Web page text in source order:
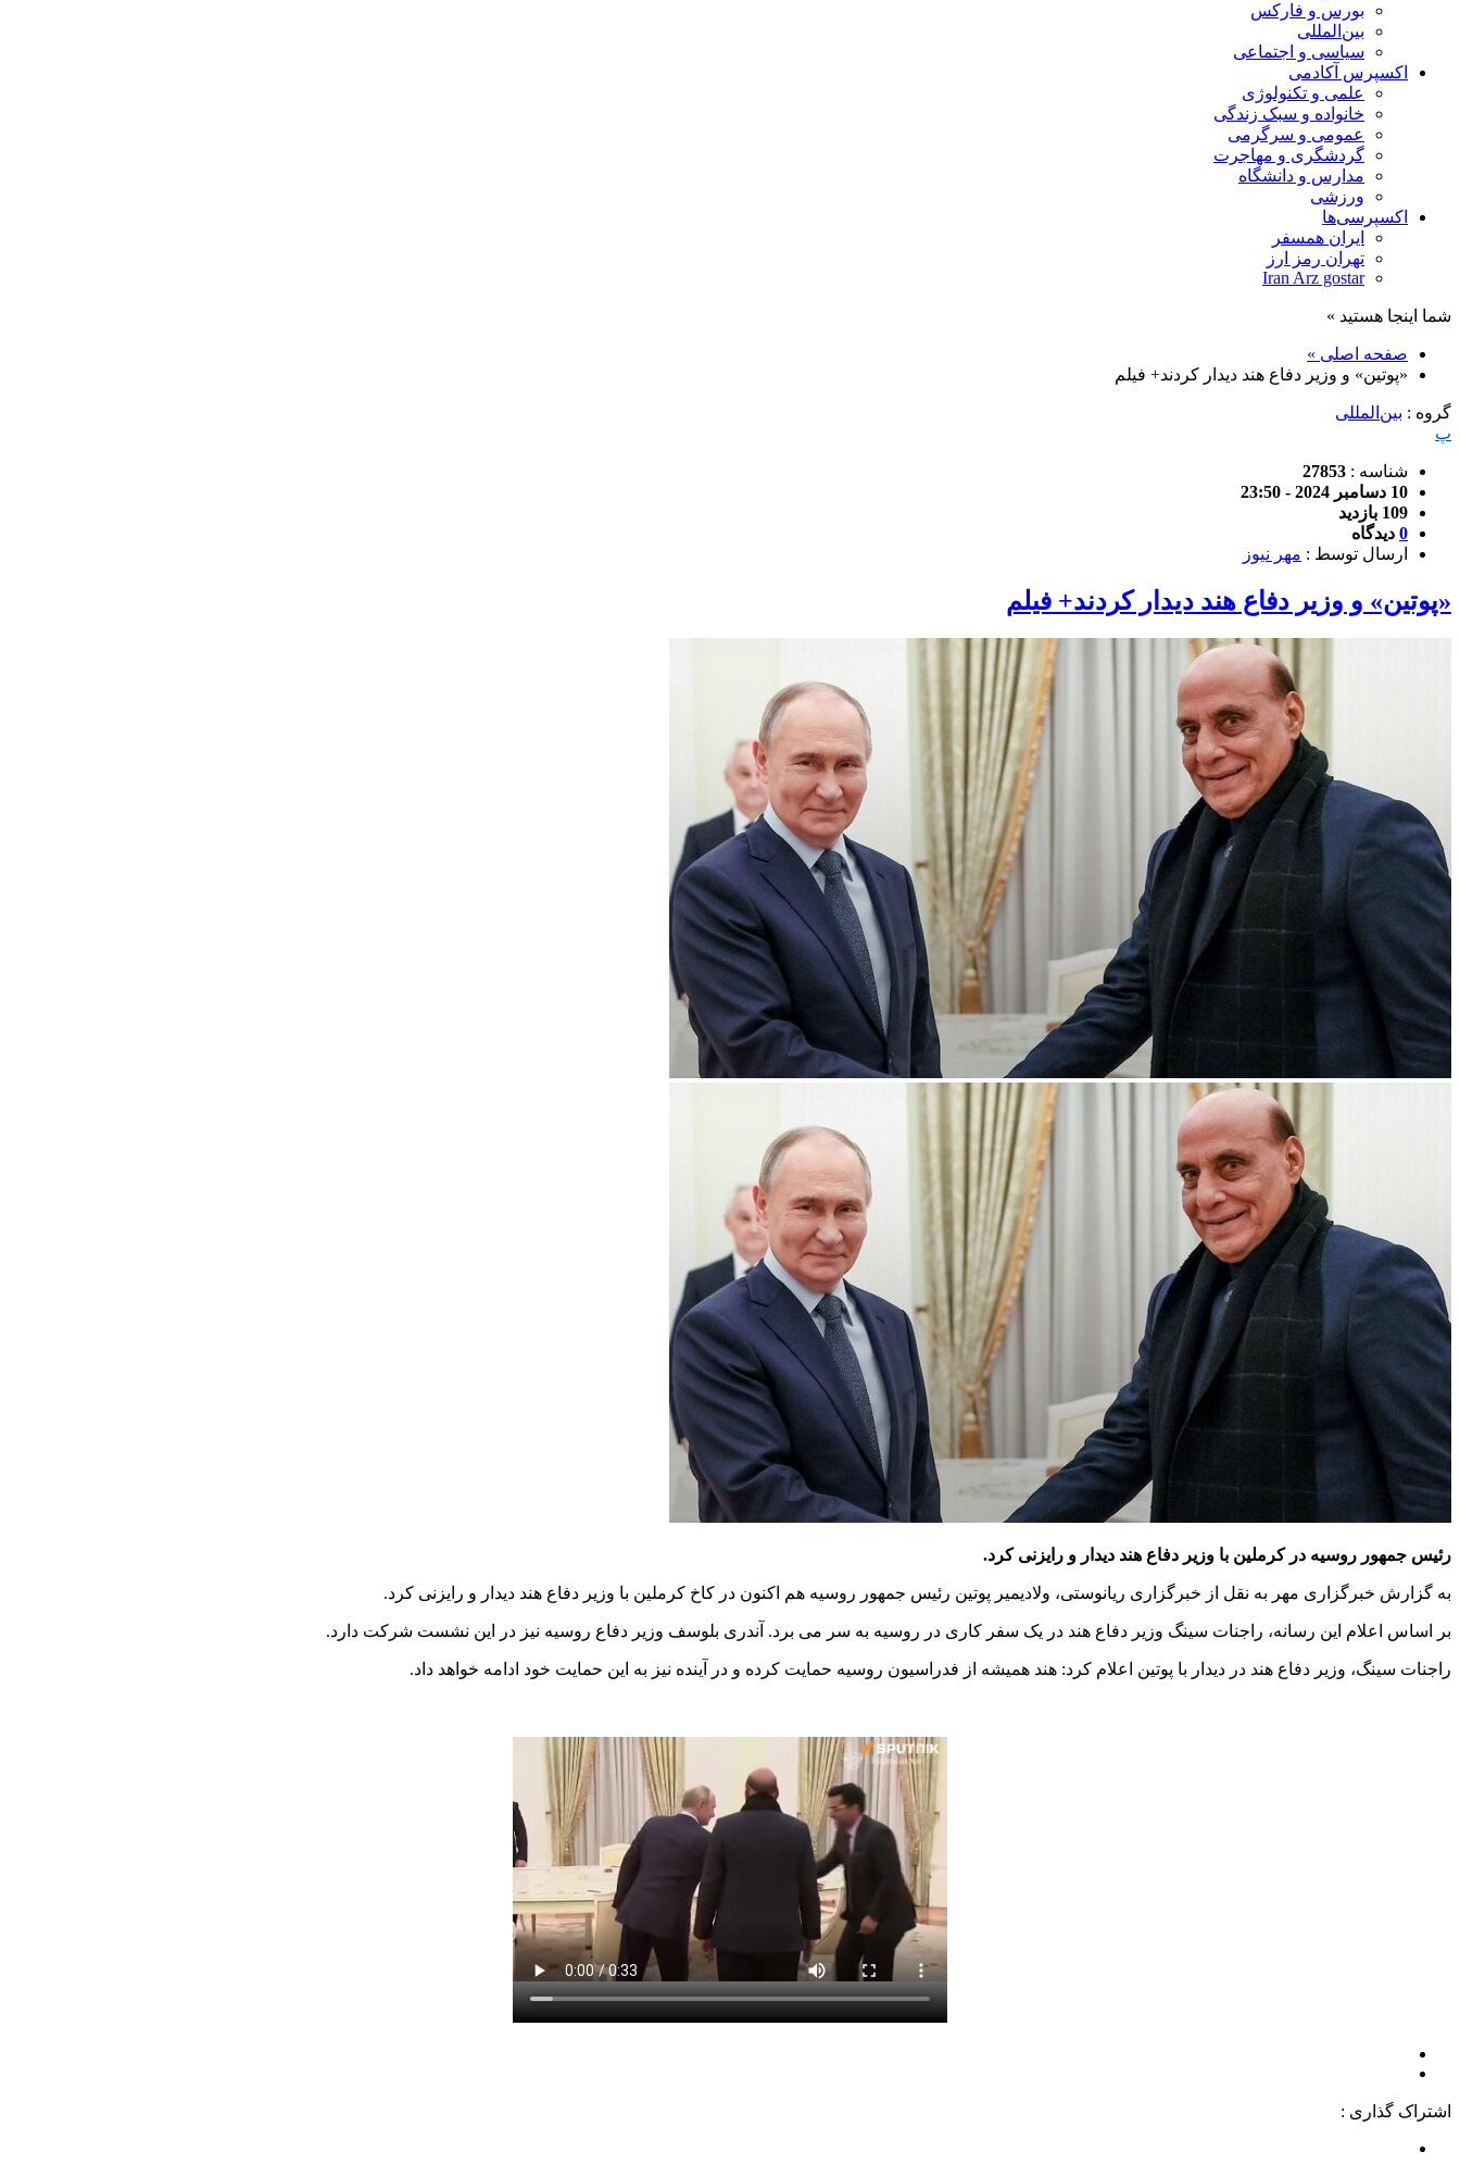
بورس و فارکس
بین‌المللی
سیاسی و اجتماعی
اکسپرس آکادمی
علمی و تکنولوژی
خانواده و سبک زندگی
عمومی و سرگرمی
گردشگری و مهاجرت
مدارس و دانشگاه
ورزشی
اکسپرسی‌ها
ایران همسفر
تهران رمز ارز
Iran Arz gostar
شما اینجا هستید »
صفحه اصلی »
«پوتین» و وزیر دفاع هند دیدار کردند+ فیلم
گروه : بین‌المللی
پ
شناسه : 27853
10 دسامبر 2024 - 23:50
109 بازدید
0 دیدگاه
ارسال توسط : مهر نیوز
«پوتین» و وزیر دفاع هند دیدار کردند+ فیلم
رئیس جمهور روسیه در کرملین با وزیر دفاع هند دیدار و رایزنی کرد.
به گزارش خبرگزاری مهر به نقل از خبرگزاری ریانوستی، ولادیمیر پوتین رئیس جمهور روسیه هم اکنون در کاخ کرملین با وزیر دفاع هند دیدار و رایزنی کرد.
بر اساس اعلام این رسانه، راجنات سینگ وزیر دفاع هند در یک سفر کاری در روسیه به سر می برد. آندری بلوسف وزیر دفاع روسیه نیز در این نشست شرکت دارد.
راجنات سینگ، وزیر دفاع هند در دیدار با پوتین اعلام کرد: هند همیشه از فدراسیون روسیه حمایت کرده و در آینده نیز به این حمایت خود ادامه خواهد داد.
اشتراک گذاری :